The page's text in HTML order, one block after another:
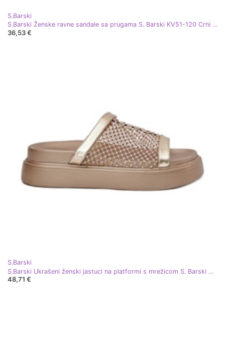
S.Barski
S.Barski Ženske ravne sandale sa prugama S. Barski KV51-120 Crni crna
36,53 €
S.Barski
S.Barski Ukrašeni ženski jastuci na platformi s mrežicom S. Barski My51-016 Złote zlatni
48,71 €